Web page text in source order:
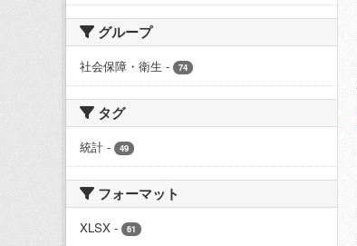
グループ
社会保障・衛生 - 74
タグ
統計 - 49
フォーマット
XLSX - 61